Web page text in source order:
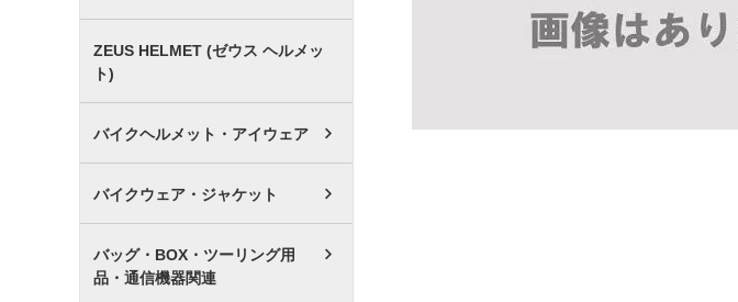
ZEUS HELMET (ゼウス ヘルメッ
ト)
バイクヘルメット・アイウェア
バイクウェア・ジャケット
バッグ・BOX・ツーリング用
品・通信機器関連